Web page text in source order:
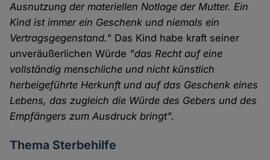
Ausnutzung der materiellen Notlage der Mutter. Ein
Kind ist immer ein Geschenk und niemals ein
Vertragsgegenstand." Das Kind habe kraft seiner
unveräußerlichen Würde "das Recht auf eine
vollständig menschliche und nicht künstlich
herbeigeführte Herkunft und auf das Geschenk eines
Lebens, das zugleich die Würde des Gebers und des
Empfängers zum Ausdruck bringt".
Thema Sterbehilfe